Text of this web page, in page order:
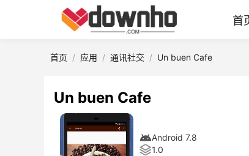
首
首页 应用 通讯社交 Un buen Cafe
Un buen Cafe
Android 7.8
1.0